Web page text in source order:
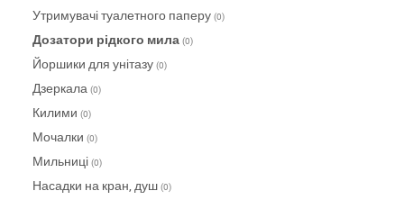
Утримувачі туалетного паперу (0)
Дозатори рідкого мила (0)
Йоршики для унітазу (0)
Дзеркала (0)
Килими (0)
Мочалки (0)
Мильниці (0)
Насадки на кран, душ (0)